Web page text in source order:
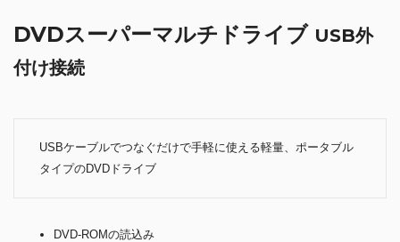
DVDスーパーマルチドライブ USB外
付け接続
USBケーブルでつなぐだけで手軽に使える軽量、ポータブル
タイプのDVDドライブ
DVD-ROMの読込み